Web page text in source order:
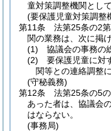
童対策調整機関とし
(要保護児童対策調整
第11条
法第25条の2
関の業務は、次に掲
(1)
協議会の事務の
(2)
要保護児童に対
関等との連絡調整
(守秘義務)
第12条
法第25条の5
あった者は、協議会
はならない。
(事務局)